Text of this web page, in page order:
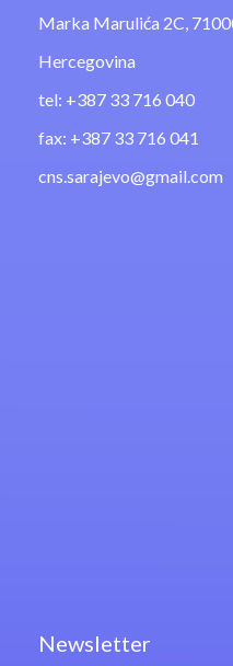
Marka Marulića 2C,
Hercegovina
tel: +387 33 716 040
fax: +387 33 716 041
cns.sarajevo@gmail.com
Newsletter